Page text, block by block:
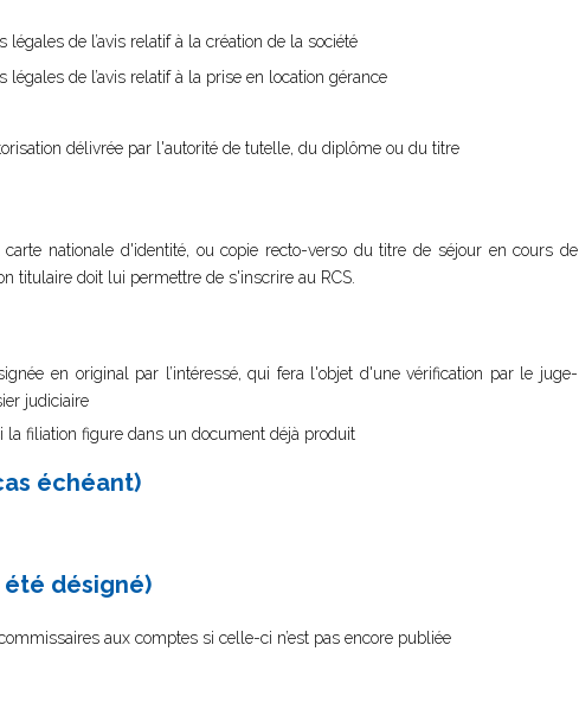
légales de l’avis relatif à la création de la société
légales de l’avis relatif à la prise en location gérance
délivrée par l'autorité de tutelle, du diplôme ou du titre
nationale d'identité, ou copie recto-verso du titre de séjour en cours de
titulaire doit lui permettre de s'inscrire au RCS.
en original par l’intéressé, qui fera l'objet d'une vérification par le juge-
judiciaire
la filiation figure dans un document déjà produit
échéant)
été désigné)
aux comptes si celle-ci n’est pas encore publiée